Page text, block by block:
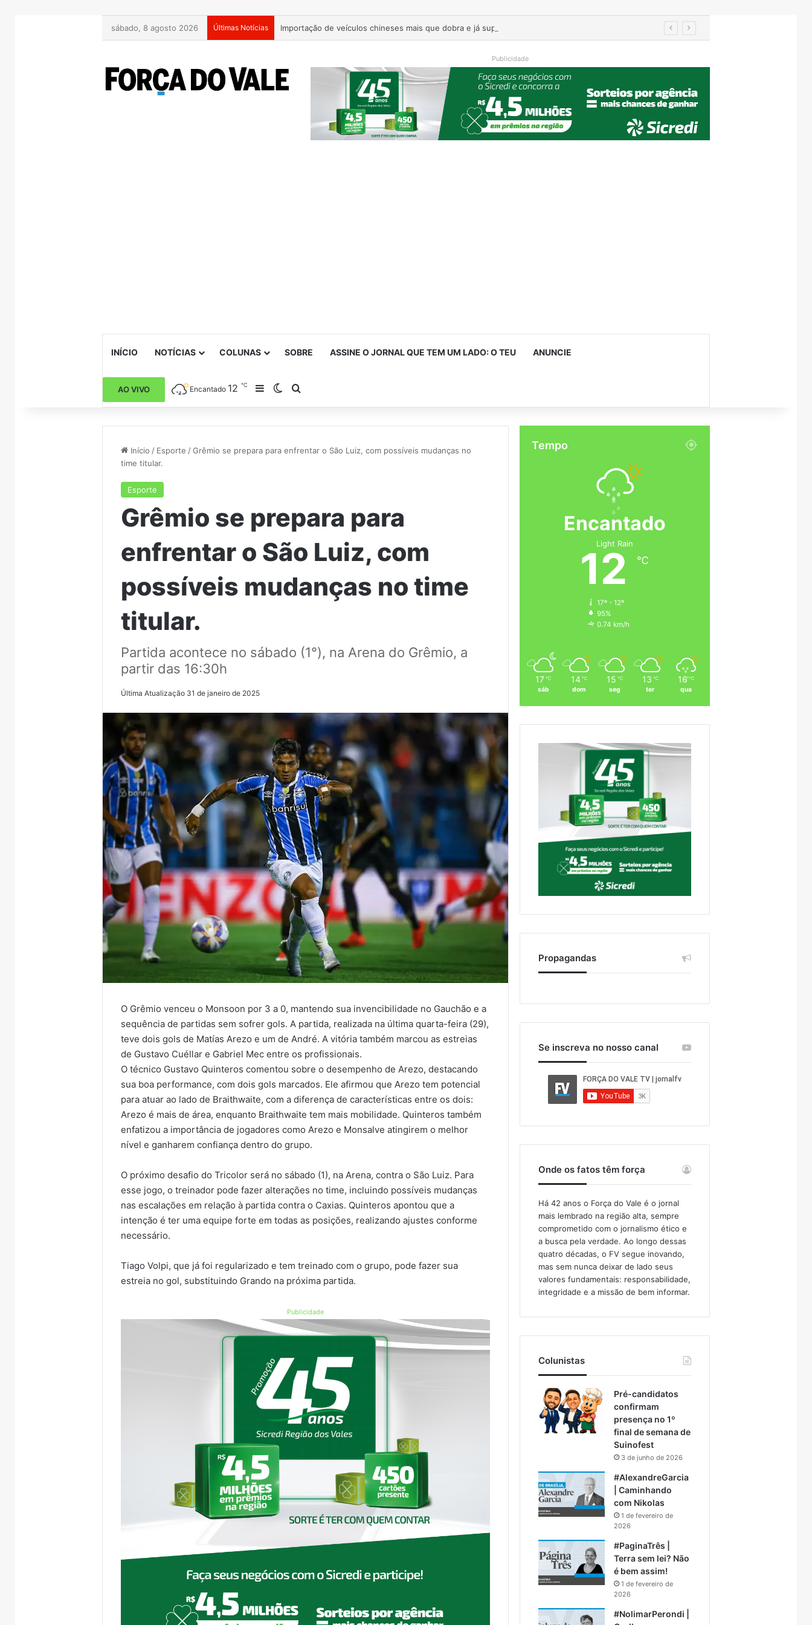
sábado, 8 agosto 2026 Últimas Notícias
Publicidade
INÍCIO NOTÍCIAS COLUNAS SOBRE ASSINE O JORNAL QUE TEM UM LADO: O TEU ANUNCIE
AO VIVO Encantado 12℃ Barra Lateral
Switch skin
Início / Esporte / Grêmio se prepara para enfrentar o São Luiz, com possíveis mudanças no
time titular.
Esporte
Grêmio se prepara para
enfrentar o São Luiz, com
possíveis mudanças no time
titular.
Partida acontece no sábado (1°), na Arena do Grêmio, a
partir das 16:30h
Última Atualização 31 de janeiro de 2025
O Grêmio venceu o Monsoon por 3 a 0, mantendo sua invencibilidade no Gauchão e a
sequência de partidas sem sofrer gols. A partida, realizada na última quarta-feira (29),
teve dois gols de Matías Arezo e um de André. A vitória também marcou as estreias
de Gustavo Cuéllar e Gabriel Mec entre os profissionais.
O técnico Gustavo Quinteros comentou sobre o desempenho de Arezo, destacando
sua boa performance, com dois gols marcados. Ele afirmou que Arezo tem potencial
para atuar ao lado de Braithwaite, com a diferença de características entre os dois:
Arezo é mais de área, enquanto Braithwaite tem mais mobilidade. Quinteros também
enfatizou a importância de jogadores como Arezo e Monsalve atingirem o melhor
nível e ganharem confiança dentro do grupo.
O próximo desafio do Tricolor será no sábado (1), na Arena, contra o São Luiz. Para
esse jogo, o treinador pode fazer alterações no time, incluindo possíveis mudanças
nas escalações em relação à partida contra o Caxias. Quinteros apontou que a
intenção é ter uma equipe forte em todas as posições, realizando ajustes conforme
necessário.
Tiago Volpi, que já foi regularizado e tem treinado com o grupo, pode fazer sua
estreia no gol, substituindo Grando na próxima partida.
Publicidade
Tempo
Encantado
Light Rain
12 ℃
17º - 12º
95%
0.74 km/h
17 ℃
sáb
14 ℃
dom
15 ℃
seg
13 ℃
ter
16 ℃
qua
Propagandas
Se inscreva no nosso canal
Onde os fatos têm força
Há 42 anos o Força do Vale é o jornal
mais lembrado na região alta, sempre
comprometido com o jornalismo ético e
a busca pela verdade. Ao longo dessas
quatro décadas, o FV segue inovando,
mas sem nunca deixar de lado seus
valores fundamentais: responsabilidade,
integridade e a missão de bem informar.​
Colunistas
Pré-candidatos
confirmam
presença no 1º
final de semana de
Suinofest
3 de junho de 2026
#AlexandreGarcia
| Caminhando
com Nikolas
1 de fevereiro de
2026
#PaginaTrês |
Terra sem lei? Não
é bem assim!
1 de fevereiro de
2026
#NolimarPerondi |